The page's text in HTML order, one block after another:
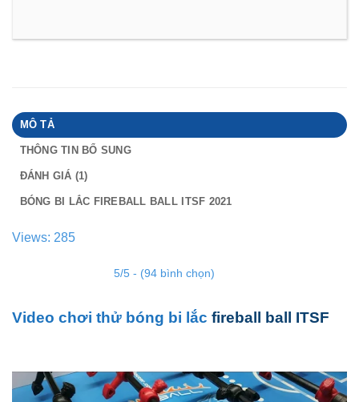
MÔ TẢ
THÔNG TIN BỔ SUNG
ĐÁNH GIÁ (1)
BÓNG BI LẮC FIREBALL BALL ITSF 2021
Views: 285
5/5 - (94 bình chọn)
Video chơi thử bóng bi lắc fireball ball ITSF